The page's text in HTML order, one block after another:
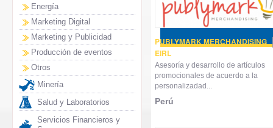
Energía
Marketing Digital
Marketing y Publicidad
Producción de eventos
Otros
Minería
Salud y Laboratorios
Servicios Financieros y
PUBLYMARK MERCHANDISING
EIRL
Asesoría y desarrollo de artículos
promocionales de acuerdo a la
personalizadad...
Perú